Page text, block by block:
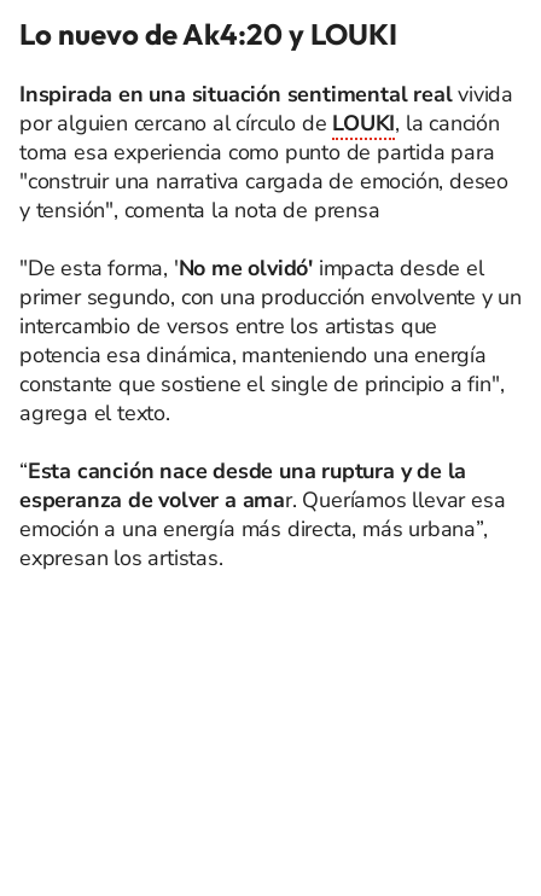
Lo nuevo de Ak4:20 y LOUKI
Inspirada en una situación sentimental realvivida
por alguien cercano al círculo de LOUKI, la canción
toma esa experiencia como punto de partida para
"construir una narrativa cargada de emoción, deseo
y tensión", comenta la nota de prensa
"De esta forma, 'No me olvidó' impacta desde el
primer segundo, con una producción envolvente y un
intercambio de versos entre los artistas que
potencia esa dinámica, manteniendo una energía
constante que sostiene el single de principio a fin",
agrega el texto.
“Esta canción nace desde una ruptura y de la
esperanza de volver a amar. Queríamos llevar esa
emoción a una energía más directa, más urbana”,
expresan los artistas.